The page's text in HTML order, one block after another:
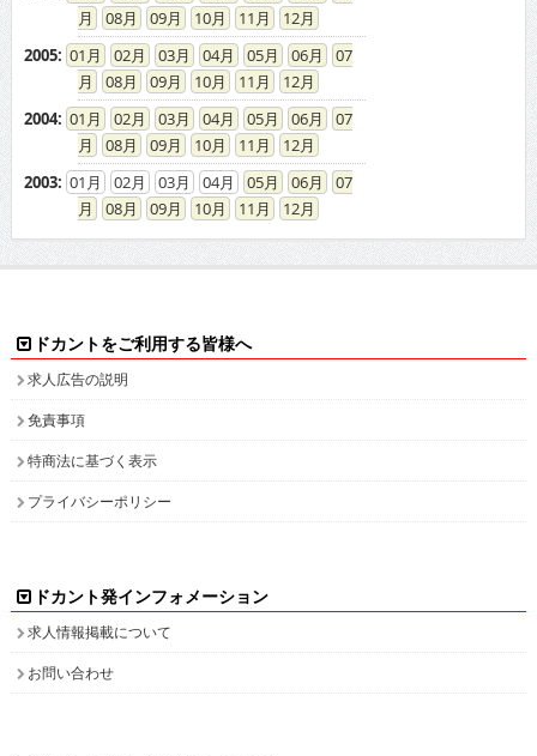
08
09 10 11
12
2005: 01 02 03 04 05 06
07
08
09 10 11
12
2004: 01 02 03 04 05 06
07
08
09 10 11
12
2003: 01 02 03 04 05 06
07
08
09 10 11 12
ドカントをご利用する皆様へ
求人広告の説明
免責事項
特商法に基づく表示
プライバシーポリシー
ドカント発インフォメーション
求人情報掲載について
お問い合わせ